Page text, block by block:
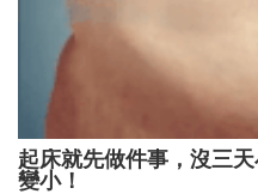
起床就先做件事，沒三
變小！